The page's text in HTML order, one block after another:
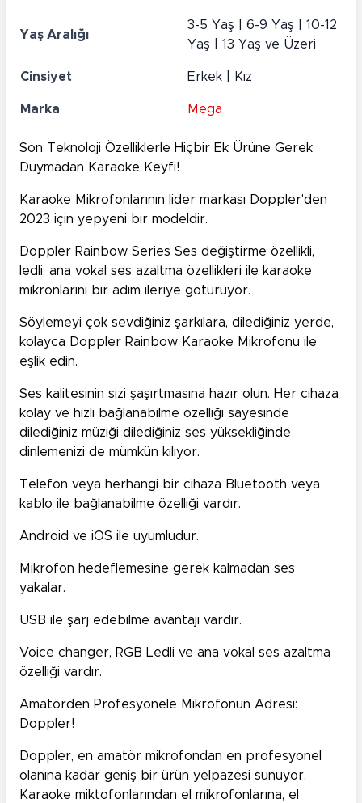
Yaş Aralığı
3-5 Yaş | 6-9 Yaş | 10-12
Yaş | 13 Yaş ve Üzeri
Cinsiyet Erkek | Kız
Marka Mega
Son Teknoloji Özelliklerle Hiçbir Ek Ürüne Gerek
Duymadan Karaoke Keyfi!
Karaoke Mikrofonlarının lider markası Doppler'den
2023 için yepyeni bir modeldir.
Doppler Rainbow Series Ses değiştirme özellikli,
ledli, ana vokal ses azaltma özellikleri ile karaoke
mikronlarını bir adım ileriye götürüyor.
Söylemeyi çok sevdiğiniz şarkılara, dilediğiniz yerde,
kolayca Doppler Rainbow Karaoke Mikrofonu ile
eşlik edin.
Ses kalitesinin sizi şaşırtmasına hazır olun. Her cihaza
kolay ve hızlı bağlanabilme özelliği sayesinde
dilediğiniz müziği dilediğiniz ses yüksekliğinde
dinlemenizi de mümkün kılıyor.
Telefon veya herhangi bir cihaza Bluetooth veya
kablo ile bağlanabilme özelliği vardır.
Android ve iOS ile uyumludur.
Mikrofon hedeflemesine gerek kalmadan ses
yakalar.
USB ile şarj edebilme avantajı vardır.
Voice changer, RGB Ledli ve ana vokal ses azaltma
özelliği vardır.
Amatörden Profesyonele Mikrofonun Adresi:
Doppler!
Doppler, en amatör mikrofondan en profesyonel
olanına kadar geniş bir ürün yelpazesi sunuyor.
Karaoke miktofonlarından el mikrofonlarına, el